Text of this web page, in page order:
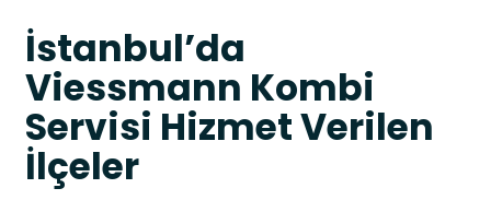
İstanbul’da
Viessmann Kombi
Servisi Hizmet Verilen
İlçeler